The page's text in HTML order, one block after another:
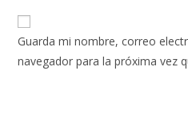
Guarda mi nombre, correo
navegador para la próxima vez